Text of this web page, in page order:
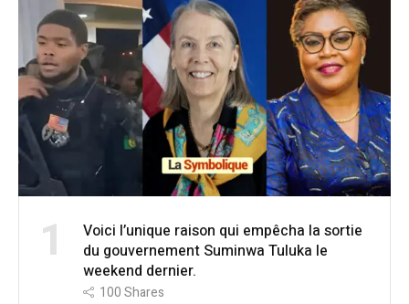
1
Voici l’unique raison qui empêcha la sortie
du gouvernement Suminwa Tuluka le
weekend dernier.
100Shares